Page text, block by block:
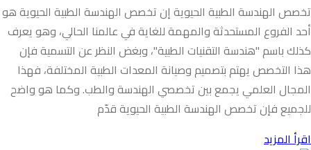
تخصص الهندسة الطبية الحيوية إن تخصص الهندسة الطبية الحيوية هو
أحد الفروع المستحدثة والمهمة للغاية في عالمنا الحالي، وهو يعرف
كذلك باسم "هندسة التقنيات الطبية"، وبغض النظر عن التسمية فإن
هذا التخصص يهتم بتصميم وصيانة المعدات الطبية المختلفة، فهذا
المجال العلمي يجمع بين تخصصي الهندسة والطب. وكما هو واضح
للجميع فإن تخصص الهندسة الطبية الحيوية قدّم
اقرأ المزيد